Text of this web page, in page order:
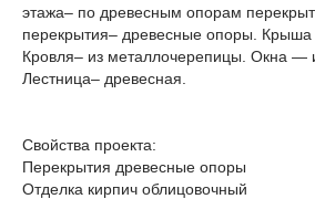
этажа– по древесным опорам
перекрытия– древесные опоры. Крыша
Кровля– из металлочерепицы. Окна —
Лестница– древесная.
Свойства проекта:
Перекрытия древесные опоры
Отделка кирпич облицовочный